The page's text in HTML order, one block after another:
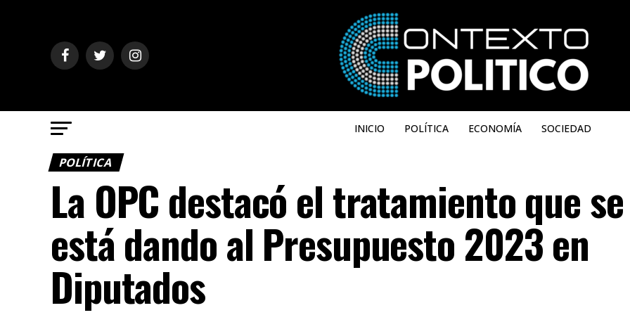
INICIO POLÍTICA ECONOMÍA SOCIEDAD
POLÍTICA
La OPC destacó el tratamiento que
está dando al Presupuesto 2023 en
Diputados